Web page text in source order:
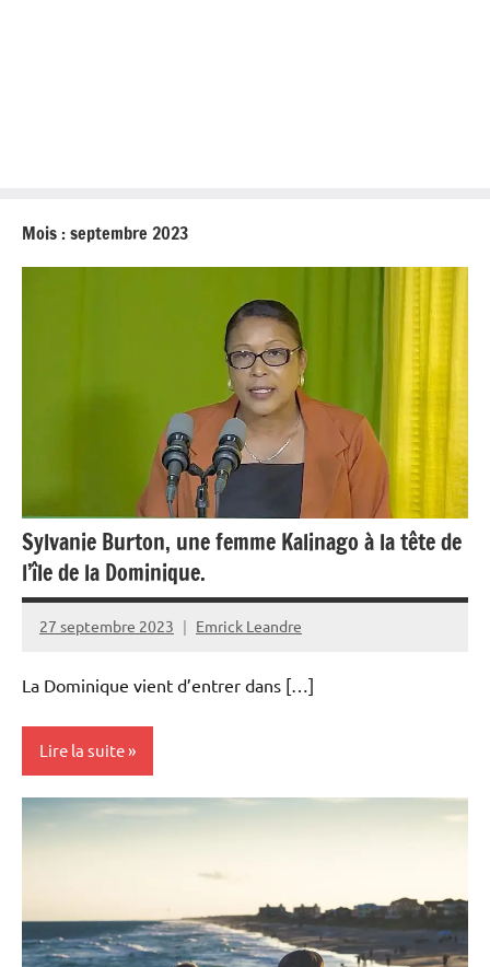
Mois :septembre 2023
Sylvanie Burton, une femme Kalinago à la tête de
l’île de la Dominique.
27 septembre 2023 Emrick Leandre
La Dominique vient d’entrer dans […]
Lire la suite